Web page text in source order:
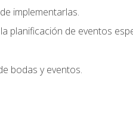
implementarlas.
planificación de eventos
bodas y eventos.